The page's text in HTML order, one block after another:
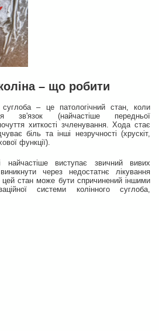
– що робити
суглоба – це патологічний стан, коли
зв'язок (найчастіше передньої
хиткості зчленування. Хода стає
біль та інші незручності (хрускіт,
функції).
найчастіше виступає звичний вивих
через недостатнє лікування
цей стан може бути спричинений іншими
системи колінного суглоба,